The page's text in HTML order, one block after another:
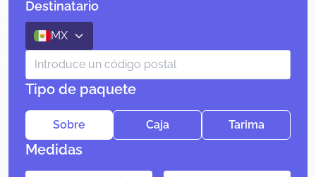
Destinatario
MX
Tipo de paquete
Sobre Caja Tarima
Medidas